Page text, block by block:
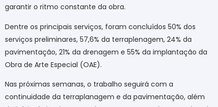
garantir o ritmo constante da obra.
Dentre os principais serviços, foram concluídos 50% dos
serviços preliminares, 57,6% da terraplenagem, 24% da
pavimentação, 21% da drenagem e 55% da implantação da
Obra de Arte Especial (OAE).
Nas próximas semanas, o trabalho seguirá com a
continuidade da terraplanagem e da pavimentação, além